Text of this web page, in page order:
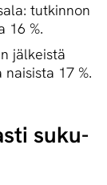
tutkinnon
16 %.
jälkeistä
17 %.
su­ku­